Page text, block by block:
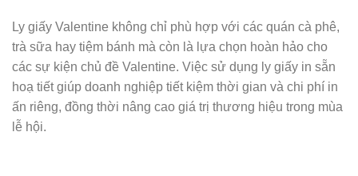
Ly giấy Valentine không chỉ phù hợp với các quán cà phê,
trà sữa hay tiệm bánh mà còn là lựa chọn hoàn hảo cho
các sự kiện chủ đề Valentine. Việc sử dụng ly giấy in sẵn
hoạ tiết giúp doanh nghiệp tiết kiệm thời gian và chi phí in
ấn riêng, đồng thời nâng cao giá trị thương hiệu trong mùa
lễ hội.